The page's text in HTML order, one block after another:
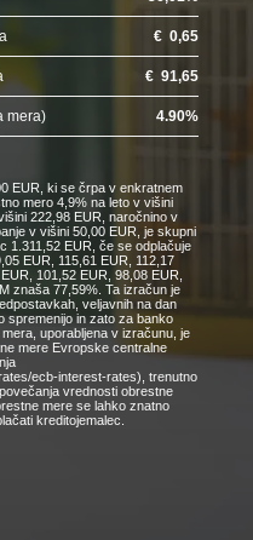
€0,65
€91,65
mera) 4.90%
EUR, ki se črpa v enkratnem
mero 4,9% na leto v višini
222,98 EUR, naročnino v
v višini 50,00 EUR, je skupni
1.311,52 EUR, če se odplačuje
EUR, 115,61 EUR, 112,17
101,52 EUR, 98,08 EUR,
znaša 77,59%. Ta izračun je
veljavnih na dan
spremenijo in zato za banko
uporabljena v izračunu, je
mere Evropske centralne
ecb-interest-rates), trenutno
vrednosti obrestne
mere se lahko znatno
kreditojemalec.